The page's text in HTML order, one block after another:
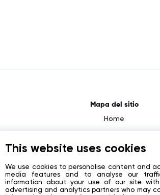
Mapa del sitio
Home
News
Contacts
Registration
This website uses cookies
We use cookies to personalise content and
media features and to analyse our
information about your use of our site
advertising and analytics partners who may